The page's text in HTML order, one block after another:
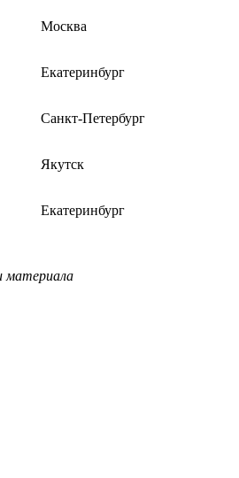
Москва
Екатеринбург
Санкт-Петербург
Якутск
Екатеринбург
материала